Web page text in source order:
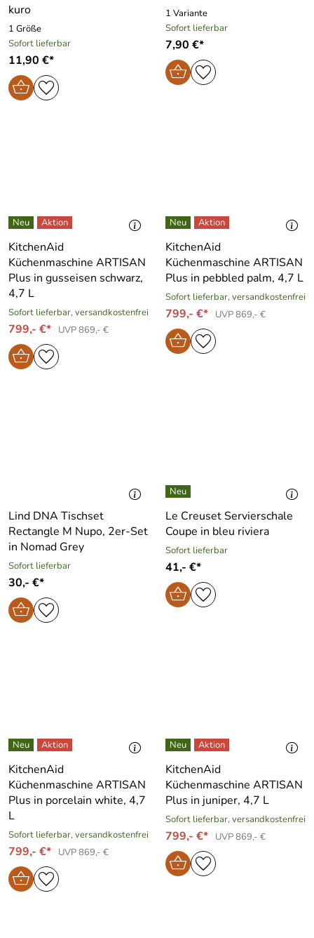
kuro
1 Größe
Sofort lieferbar
11,90 €*
1 Variante
Sofort lieferbar
7,90 €*
KitchenAid
Küchenmaschine ARTISAN
Plus in gusseisen schwarz,
4,7 L
Sofort lieferbar, versandkostenfrei
799,- €* UVP 869,- €
KitchenAid
Küchenmaschine ARTISAN
Plus in pebbled palm, 4,7 L
Sofort lieferbar, versandkostenfrei
799,- €* UVP 869,- €
Lind DNA Tischset
Rectangle M Nupo, 2er-Set
in Nomad Grey
Sofort lieferbar
30,- €*
Le Creuset Servierschale
Coupe in bleu riviera
Sofort lieferbar
41,- €*
KitchenAid
Küchenmaschine ARTISAN
Plus in porcelain white, 4,7
L
Sofort lieferbar, versandkostenfrei
799,- €* UVP 869,- €
KitchenAid
Küchenmaschine ARTISAN
Plus in juniper, 4,7 L
Sofort lieferbar, versandkostenfrei
799,- €* UVP 869,- €